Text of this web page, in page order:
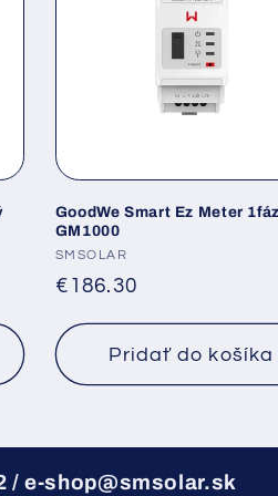
GoodWe Smart Ez Meter
GM1000
Dodávateľ:
SMSOLAR
Normálna
€186.30
Pridať do košíka
/ e-shop@smsolar.sk